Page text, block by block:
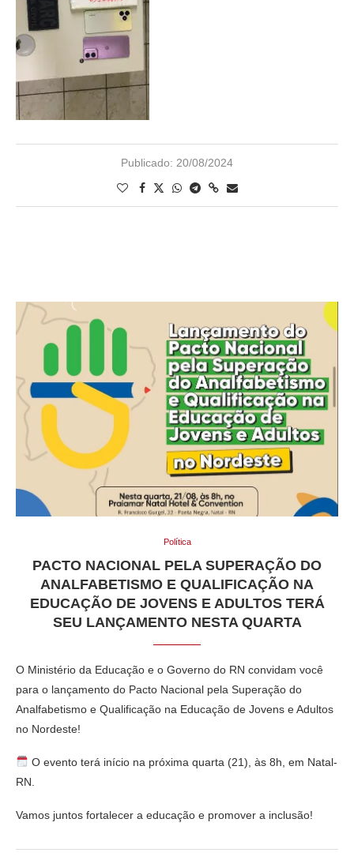
Publicado: 20/08/2024
Política
PACTO NACIONAL PELA SUPERAÇÃO DO
ANALFABETISMO E QUALIFICAÇÃO NA
EDUCAÇÃO DE JOVENS E ADULTOS TERÁ
SEU LANÇAMENTO NESTA QUARTA
O Ministério da Educação e o Governo do RN convidam você
para o lançamento do Pacto Nacional pela Superação do
Analfabetismo e Qualificação na Educação de Jovens e Adultos
no Nordeste!
O evento terá início na próxima quarta (21), às 8h, em Natal-
RN.
Vamos juntos fortalecer a educação e promover a inclusão!